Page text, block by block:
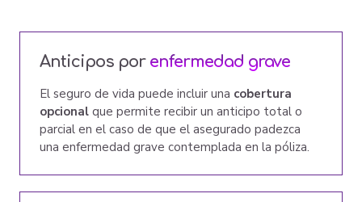
Anticipos por enfermedad grave
El seguro de vida puede incluir una cobertura
opcional que permite recibir un anticipo total o
parcial en el caso de que el asegurado padezca
una enfermedad grave contemplada en la póliza.